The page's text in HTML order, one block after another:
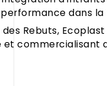
dans
des Rebuts,